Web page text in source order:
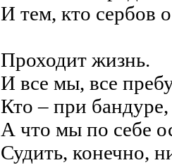
И тем, кто сербов
Проходит жизнь.
И все мы, все
Кто – при
А что мы по себе
Судить, конечно,